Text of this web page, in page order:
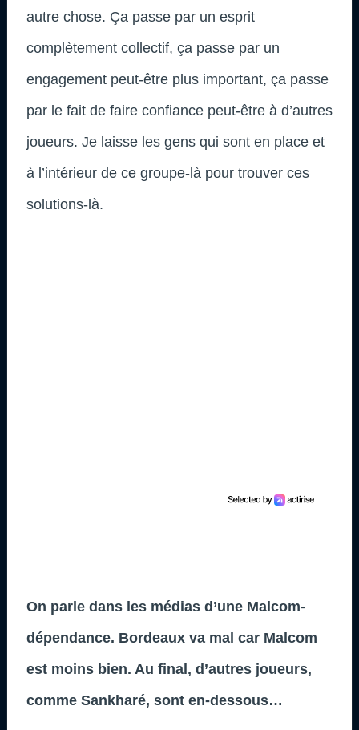
autre chose. Ça passe par un esprit
complètement collectif, ça passe par un
engagement peut-être plus important, ça passe
par le fait de faire confiance peut-être à d’autres
joueurs. Je laisse les gens qui sont en place et
à l’intérieur de ce groupe-là pour trouver ces
solutions-là.
On parle dans les médias d’une Malcom-
dépendance. Bordeaux va mal car Malcom
est moins bien. Au final, d’autres joueurs,
comme Sankharé, sont en-dessous…